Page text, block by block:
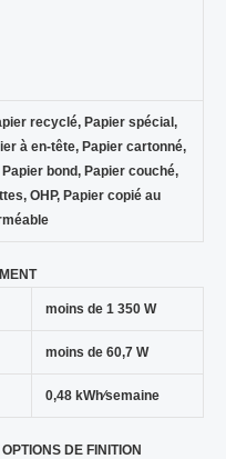
recyclé, Papier spécial,
à en-tête, Papier cartonné,
bond, Papier couché,
OHP, Papier copié au
moins de 1 350 W
moins de 60,7 W
0,48 kWh⁄semaine
DE FINITION